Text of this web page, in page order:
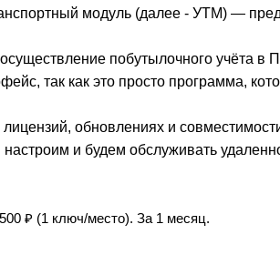
модуль (далее - УТМ) —
побутылочного учёта
так как это просто программа,
лицензий, обновлениях и
настроим и будем обслуживать
₽ (1 ключ/место). За 1 месяц.